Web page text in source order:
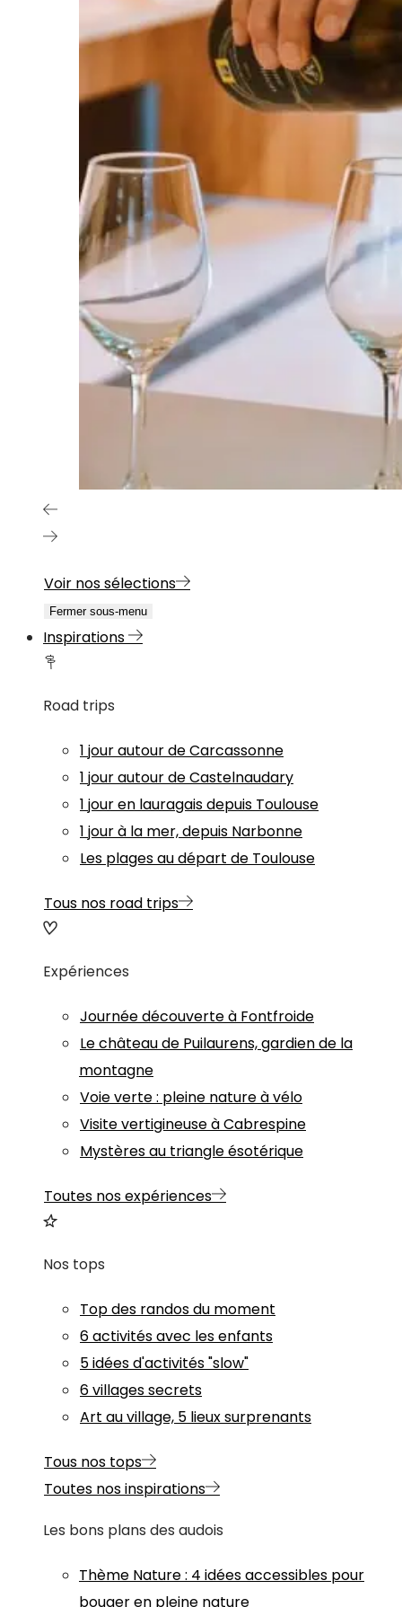
Voir nos sélections
Fermer sous-menu
Inspirations
Road trips
1 jour autour de Carcassonne
1 jour autour de Castelnaudary
1 jour en lauragais depuis Toulouse
1 jour à la mer, depuis Narbonne
Les plages au départ de Toulouse
Tous nos road trips
Expériences
Journée découverte à Fontfroide
Le château de Puilaurens, gardien de la
montagne
Voie verte : pleine nature à vélo
Visite vertigineuse à Cabrespine
Mystères au triangle ésotérique
Toutes nos expériences
Nos tops
Top des randos du moment
6 activités avec les enfants
5 idées d'activités "slow"
6 villages secrets
Art au village, 5 lieux surprenants
Tous nos tops
Toutes nos inspirations
Les bons plans des audois
Thème Nature: 4 idées accessibles pour
bouger en pleine nature